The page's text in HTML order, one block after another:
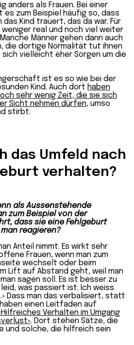
anders als Frauen. Bei einer
zum Beispiel häufig so, dass
das Kind trauert, das da war. Für
weniger real und noch viel weiter
Männer gehen dann auch
die dortige Normalität tut ihnen
vielleicht eher Sorgen um die
ist es so wie bei der
Kind. Auch dort haben
sehr wenig Zeit, die sie sich
Sicht nehmen dürfen, umso
stirbt.
das Umfeld nach
verhalten?
als Aussenstehende
zum Beispiel von der
dass sie eine Fehlgeburt
reagieren?
Anteil nimmt. Es wirkt sehr
Frauen, wenn man zum
wechselt oder beim
Lift auf Abstand geht, weil man
sagen soll. Es ist besser zu
was passiert ist. Ich weiss
Dass man das verbalisiert, statt
einen Leitfaden auf
Verhalten im Umgang
. Dort stehen Sätze, die
und solche, die hilfreich sein